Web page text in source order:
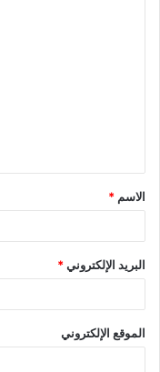
ق
*
الاسم *
البريد الإلكتروني*
الموقع الإلكتروني